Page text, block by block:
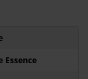
Essence